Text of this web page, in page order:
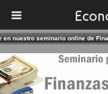
Cómo
en nuestro seminario online de